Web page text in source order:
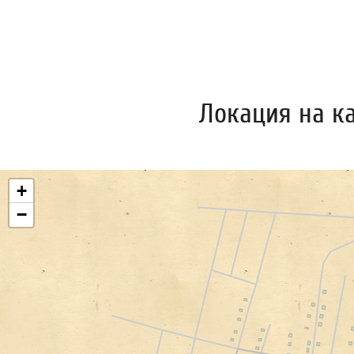
Локация на
+
−